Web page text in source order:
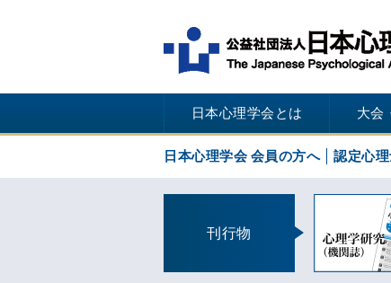
日本心理学会とは 大会
日本心理学会 会員の方へ 認定心
刊行物